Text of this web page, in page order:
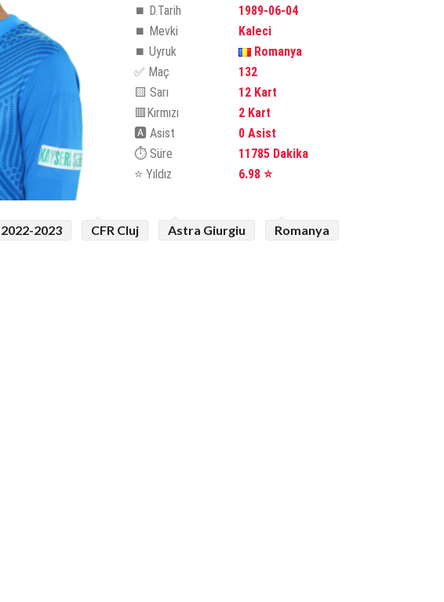
⏹️ D.Tarih
1989-06-04
⏹️ Mevki
Kaleci
⏹️ Uyruk
Romanya
✅ Maç
132
🟨 Sarı
12 Kart
🟥Kırmızı
2 Kart
🅰️ Asist
0 Asist
⏱️ Süre
11785 Dakika
⭐ Yıldız
6.98 ⭐
2023 CFR Cluj Astra Giurgiu Romanya